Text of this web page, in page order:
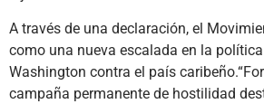
A través de una declaración, el
como una nueva escalada en la
Washington contra el país
campaña permanente de hostilidad